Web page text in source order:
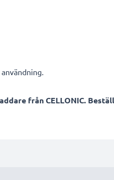
från CELLONIC.